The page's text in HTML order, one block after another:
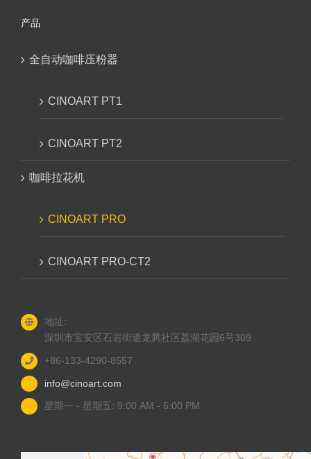
产品
全自动咖啡压粉器
CINOART PT1
CINOART PT2
咖啡拉花机
CINOART PRO
CINOART PRO-CT2
地址:
深圳市宝安区石岩街道龙腾社区荔湖花园6号309
+86-133-4290-8557
info@cinoart.com
星期一 - 星期五: 9:00 AM - 6:00 PM